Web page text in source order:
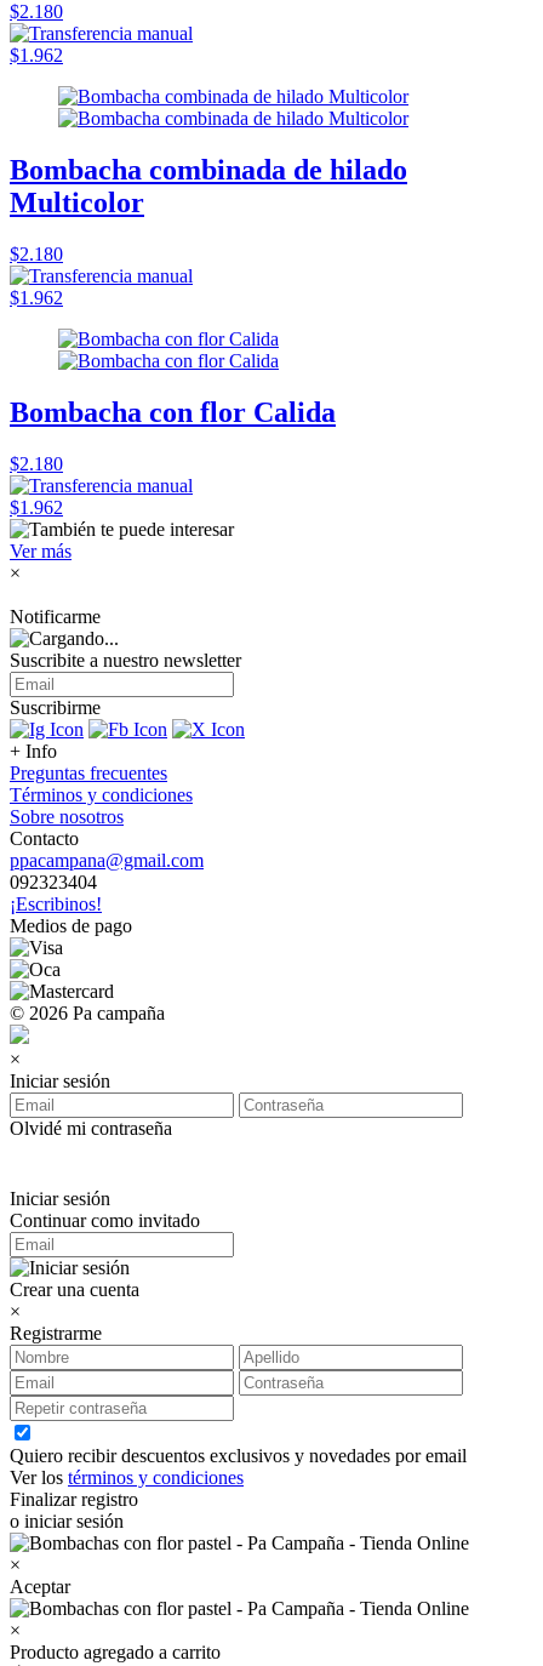
$2.180
$1.962
Bombacha combinada de hilado
Multicolor
$2.180
$1.962
Bombacha con flor Calida
$2.180
$1.962
Ver más
×
Notificarme
Suscribite a nuestro newsletter
Suscribirme
+ Info
Preguntas frecuentes
Términos y condiciones
Sobre nosotros
Contacto
ppacampana@gmail.com
092323404
¡Escribinos!
Medios de pago
© 2026 Pa campaña
×
Iniciar sesión
Olvidé mi contraseña
Iniciar sesión
Continuar como invitado
Crear una cuenta
×
Registrarme
Quiero recibir descuentos exclusivos y novedades por email
Ver los términos y condiciones
Finalizar registro
o iniciar sesión
×
Aceptar
×
Producto agregado a carrito